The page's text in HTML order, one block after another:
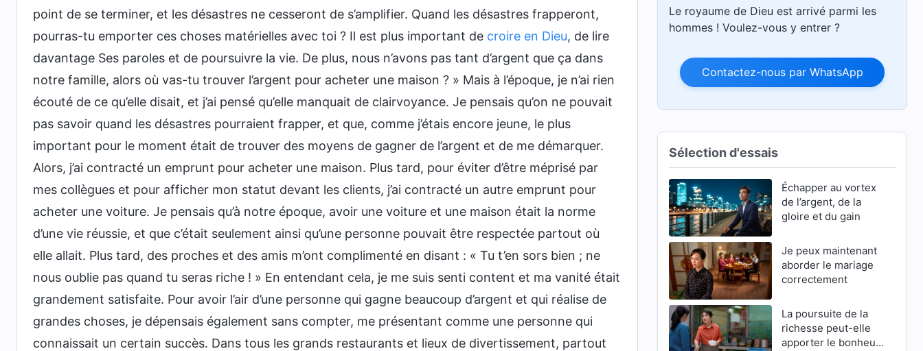
point de se terminer, et les désastres ne cesseront de s’amplifier. Quand les désastres frapperont,
pourras-tu emporter ces choses matérielles avec toi ? Il est plus important de croire en Dieu, de lire
davantage Ses paroles et de poursuivre la vie. De plus, nous n’avons pas tant d’argent que ça dans
notre famille, alors où vas-tu trouver l’argent pour acheter une maison ? » Mais à l’époque, je n’ai rien
écouté de ce qu’elle disait, et j’ai pensé qu’elle manquait de clairvoyance. Je pensais qu’on ne pouvait
pas savoir quand les désastres pourraient frapper, et que, comme j’étais encore jeune, le plus
important pour le moment était de trouver des moyens de gagner de l’argent et de me démarquer.
Alors, j’ai contracté un emprunt pour acheter une maison. Plus tard, pour éviter d’être méprisé par
mes collègues et pour afficher mon statut devant les clients, j’ai contracté un autre emprunt pour
acheter une voiture. Je pensais qu’à notre époque, avoir une voiture et une maison était la norme
d’une vie réussie, et que c’était seulement ainsi qu’une personne pouvait être respectée partout où
elle allait. Plus tard, des proches et des amis m’ont complimenté en disant : « Tu t’en sors bien ; ne
nous oublie pas quand tu seras riche ! » En entendant cela, je me suis senti content et ma vanité était
grandement satisfaite. Pour avoir l’air d’une personne qui gagne beaucoup d’argent et qui réalise de
grandes choses, je dépensais également sans compter, me présentant comme une personne qui
connaissait un certain succès. Dans tous les grands restaurants et lieux de divertissement, partout
Le royaume de Dieu est arrivé parmi les
hommes ! Voulez-vous y entrer ?
Contactez-nous par WhatsApp
Sélection d'essais
Échapper au vortex
de l’argent, de la
gloire et du gain
Je peux maintenant
aborder le mariage
correctement
La poursuite de la
richesse peut-elle
apporter le bonheur